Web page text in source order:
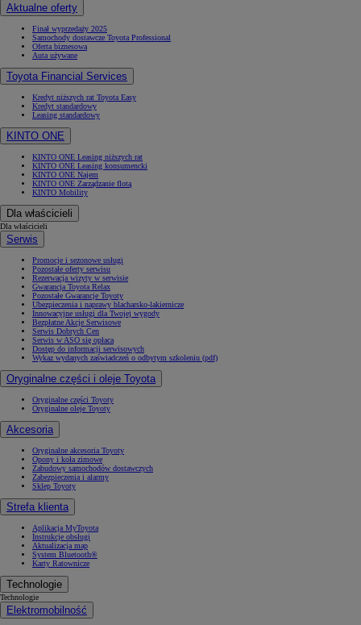
Aktualne oferty
Finał wyprzedaży 2025
Samochody dostawcze Toyota Professional
Oferta biznesowa
Auta używane
Toyota Financial Services
Kredyt niższych rat Toyota Easy
Kredyt standardowy
Leasing standardowy
KINTO ONE
KINTO ONE Leasing niższych rat
KINTO ONE Leasing konsumencki
KINTO ONE Najem
KINTO ONE Zarządzanie flotą
KINTO Mobility
Dla właścicieli
Dla właścicieli
Serwis
Promocje i sezonowe usługi
Pozostałe oferty serwisu
Rezerwacja wizyty w serwisie
Gwarancja Toyota Relax
Pozostałe Gwarancje Toyoty
Ubezpieczenia i naprawy blacharsko-lakiernicze
Innowacyjne usługi dla Twojej wygody
Bezpłatne Akcje Serwisowe
Serwis Dobrych Cen
Serwis w ASO się opłaca
Dostęp do informacji serwisowych
Wykaz wydanych zaświadczeń o odbytym szkoleniu (pdf)
Oryginalne części i oleje Toyota
Oryginalne części Toyoty
Oryginalne oleje Toyoty
Akcesoria
Oryginalne akcesoria Toyoty
Opony i koła zimowe
Zabudowy samochodów dostawczych
Zabezpieczenia i alarmy
Sklep Toyoty
Strefa klienta
Aplikacja MyToyota
Instrukcje obsługi
Aktualizacja map
System Bluetooth®
Karty Ratownicze
Technologie
Technologie
Elektromobilność